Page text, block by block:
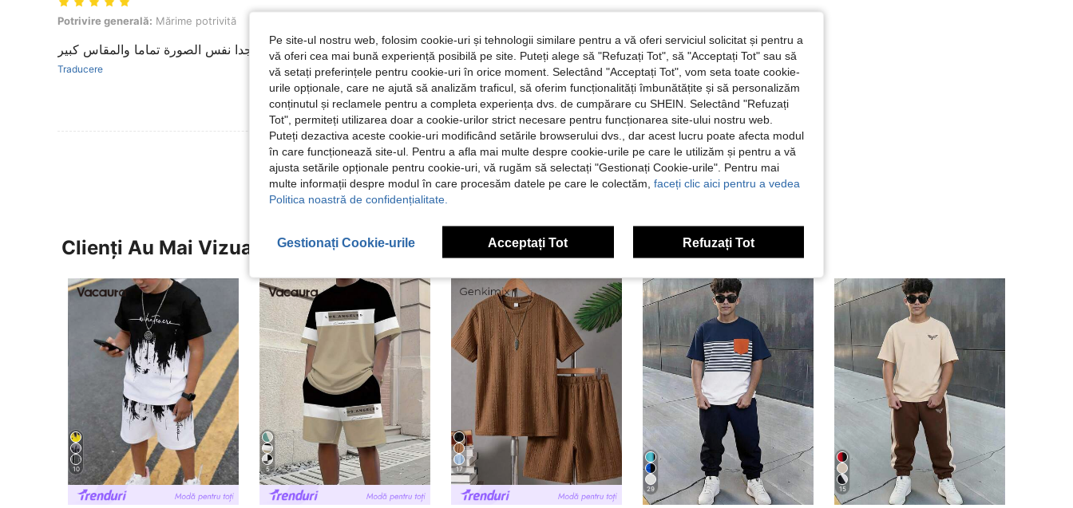
Potrivire generală: Mărime potrivită, Culoare: Kaki, mărimea: 15 ani
Potrivire generală: Mărime potrivită
جميل جدا نفس الصورة تماما والمقاس كبير
Traducere
Util (0)
Vezi Mai Multe Recenzii
Clienți Au Mai Vizualizat
10 5 17
29 15
Pe site-ul nostru web, folosim cookie-uri și tehnologii similare pentru a vă oferi serviciul solicitat și pentru a
vă oferi cea mai bună experiență posibilă pe site. Puteți alege să "Refuzați Tot", să "Acceptați Tot" sau să
vă setați preferințele pentru cookie-uri în orice moment. Selectând "Acceptați Tot", vom seta toate cookie-
urile opționale, care ne ajută să analizăm traficul, să oferim funcționalități îmbunătățite și să personalizăm
conținutul și reclamele pentru a completa experiența dvs. de cumpărare cu SHEIN. Selectând "Refuzați
Tot", permiteți utilizarea doar a cookie-urilor strict necesare pentru funcționarea site-ului nostru web.
Puteți dezactiva aceste cookie-uri modificând setările browserului dvs., dar acest lucru poate afecta modul
în care funcționează site-ul. Pentru a afla mai multe despre cookie-urile pe care le utilizăm și pentru a vă
ajusta setările opționale pentru cookie-uri, vă rugăm să selectați "Gestionați Cookie-urile". Pentru mai
multe informații despre modul în care procesăm datele pe care le colectăm, faceți clic aici pentru a vedea
Politica noastră de confidențialitate.
Gestionați Cookie-urile Acceptați Tot Refuzați Tot